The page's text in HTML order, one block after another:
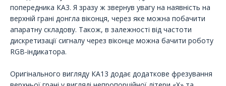
попередника КА3. Я зразу ж звернув увагу на наявність на
верхній грані донгла віконця, через яке можна побачити
апаратну складову. Також, в залежності від частоти
дискретизації сигналу через віконце можна бачити роботу
RGB-індикатора.
Оригінального вигляду КА13 додає додаткове фрезування